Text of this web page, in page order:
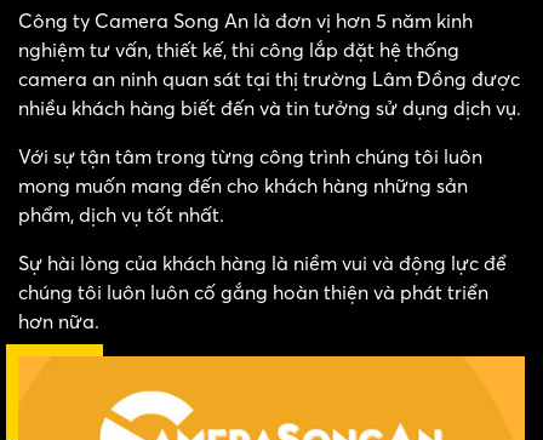
Công ty Camera Song An là đơn vị hơn 5 năm kinh
nghiệm tư vấn, thiết kế, thi công lắp đặt hệ thống
camera an ninh quan sát tại thị trường Lâm Đồng được
nhiều khách hàng biết đến và tin tưởng sử dụng dịch vụ.
Với sự tận tâm trong từng công trình chúng tôi luôn
mong muốn mang đến cho khách hàng những sản
phẩm, dịch vụ tốt nhất.
Sự hài lòng của khách hàng là niềm vui và động lực để
chúng tôi luôn luôn cố gắng hoàn thiện và phát triển
hơn nữa.